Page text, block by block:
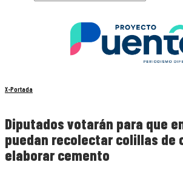
X-Portada
Diputados votarán para que
puedan recolectar colillas de
elaborar cemento